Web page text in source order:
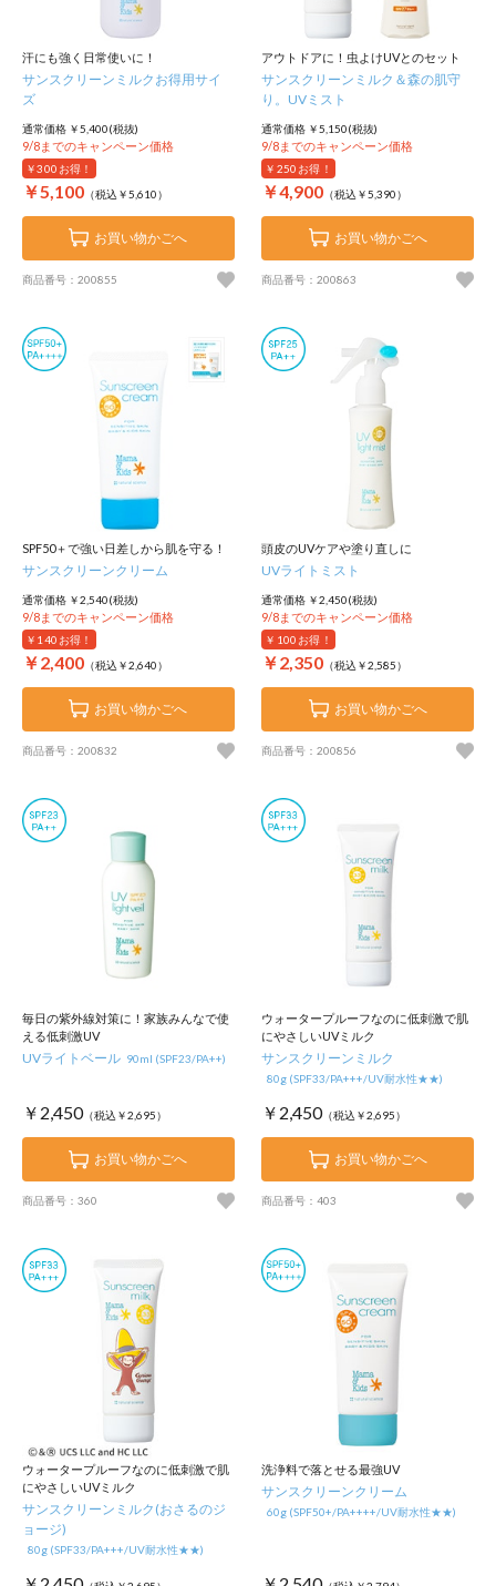
汗にも強く日常使いに！
サンスクリーンミルクお得用サイ
ズ
通常価格 ￥5,400(税抜)
9/8までのキャンペーン価格
￥300 お得！
￥5,100 （税込￥5,610）
お買い物かごへ
商品番号：200855
アウトドアに！虫よけUVとのセット
サンスクリーンミルク＆森の肌守
り。UVミスト
通常価格 ￥5,150(税抜)
9/8までのキャンペーン価格
￥250 お得！
￥4,900 （税込￥5,390）
お買い物かごへ
商品番号：200863
SPF50＋で強い日差しから肌を守る！
サンスクリーンクリーム
通常価格 ￥2,540(税抜)
9/8までのキャンペーン価格
￥140 お得！
￥2,400 （税込￥2,640）
お買い物かごへ
商品番号：200832
頭皮のUVケアや塗り直しに
UVライトミスト
通常価格 ￥2,450(税抜)
9/8までのキャンペーン価格
￥100 お得！
￥2,350 （税込￥2,585）
お買い物かごへ
商品番号：200856
毎日の紫外線対策に！家族みんなで使
える低刺激UV
UVライトベール 90ml (SPF23/PA++)
￥2,450（税込￥2,695）
お買い物かごへ
商品番号：360
ウォータープルーフなのに低刺激で肌
にやさしいUVミルク
サンスクリーンミルク
80g (SPF33/PA+++/UV耐水性★★)
￥2,450（税込￥2,695）
お買い物かごへ
商品番号：403
ウォータープルーフなのに低刺激で肌
にやさしいUVミルク
サンスクリーンミルク(おさるのジ
ョージ)
80g (SPF33/PA+++/UV耐水性★★)
洗浄料で落とせる最強UV
サンスクリーンクリーム
60g (SPF50+/PA++++/UV耐水性★★)